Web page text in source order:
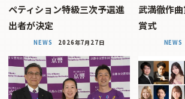
ペティション特級三次予選進
出者が決定
NEWS 2026年7月27日
武満徹作
賞式
NEWS